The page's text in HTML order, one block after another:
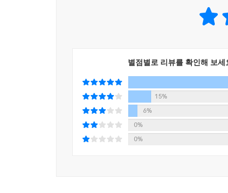
‘부자 엄마가 되고 싶다’고 생각해도 실행에 옮기
별점별로 리뷰를 확인해 보세
15%
6%
0%
0%